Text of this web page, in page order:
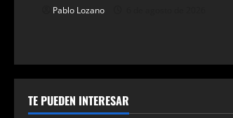
n
t
Pablo Lozano
TE PUEDEN INTERESAR